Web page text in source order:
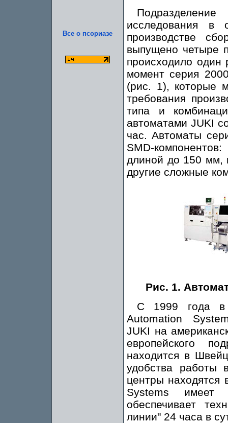
Все о псориазе
исследования в
производстве
выпущено четыре
происходило один
момент серия
(рис. 1), которые
требования
типа и
автоматами JUKI
час. Автоматы
SMD-
длиной до 150 мм,
другие сложные
Рис. 1.
С 1999 года в
Automation
JUKI на
европейского
находится в
удобства работы
центры находятся
Systems имеет
обеспечивает
линии" 24 часа в